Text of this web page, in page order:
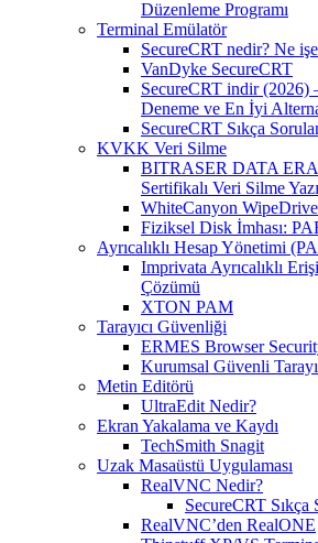
Düzenleme Programı
Terminal Emülatör
SecureCRT nedir? Ne
VanDyke SecureCRT
SecureCRT indir (2026)
Deneme ve En İyi
SecureCRT Sıkça
KVKK Veri Silme
BITRASER DATA
Sertifikalı Veri Silme
WhiteCanyon WipeDrive
Fiziksel Disk İmhası:
Ayrıcalıklı Hesap Yönetimi
Imprivata Ayrıcalıklı
Çözümü
XTON PAM
Tarayıcı Güvenliği
ERMES Browser
Kurumsal Güvenli
Metin Editörü
UltraEdit Nedir?
Ekran Yakalama ve Kaydı
TechSmith Snagit
Uzak Masaüstü Uygulaması
RealVNC Nedir?
SecureCRT
RealVNC’den RealONE